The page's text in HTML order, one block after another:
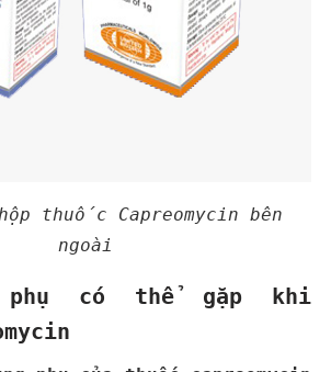
thuốc Capreomycin bên
ngoài
phụ có thể gặp khi